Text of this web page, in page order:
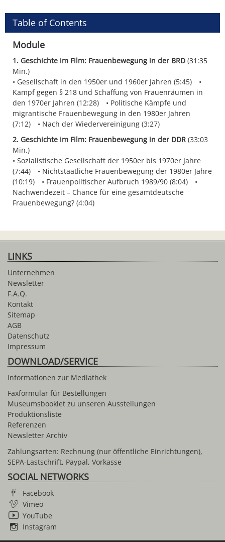
Table of Contents
Module
1. Geschichte im Film: Frauenbewegung in der BRD (31:35
Min.)
Gesellschaft in den 1950er und 1960er Jahren (5:45)
Kampf gegen § 218 und Schaffung von Frauenräumen in
den 1970er Jahren (12:28)
Politische Kämpfe und
migrantische Frauenbewegung in den 1980er Jahren
(7:12)
Nach der Wiedervereinigung (3:27)
2. Geschichte im Film: Frauenbewegung in der DDR (33:03
Min.)
Sozialistische Gesellschaft der 1950er bis 1970er Jahre
(7:44)
Nichtstaatliche Frauenbewegung der 1980er Jahre
(10:19)
Frauenpolitischer Aufbruch 1989/90 (8:04)
Nachwendezeit – Chance für eine gesamtdeutsche
Frauenbewegung? (4:04)
LINKS
Unternehmen
Newsletter
F.A.Q.
Kontakt
Sitemap
AGB
Datenschutz
Impressum
DOWNLOAD/SERVICE
Informationen zur Mediathek
Faxformular für Bestellungen
Museumsbooklet zu unseren Ausstellungen
Produktionsliste
Referenzen
Newsletter Archiv
Zahlungsarten: Rechnung (nur öffentliche Einrichtungen),
SEPA-Lastschrift, Paypal, Vorkasse
SOCIAL NETWORKS
Facebook
Vimeo
YouTube
Instagram